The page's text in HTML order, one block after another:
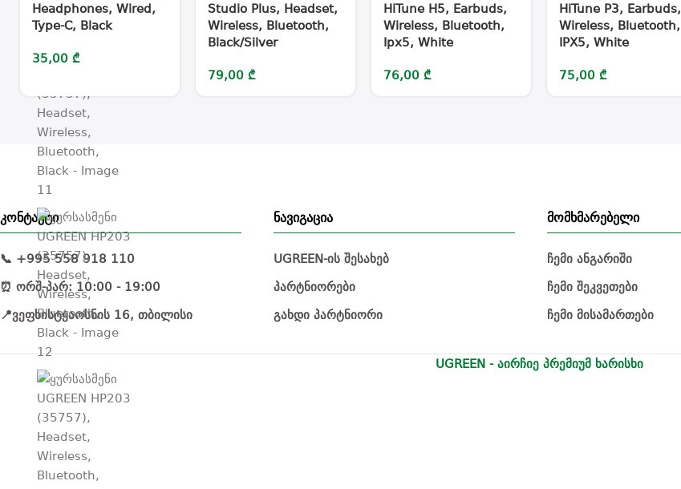
Headphones, Wired,
Type-C, Black
35,00 ₾
Studio Plus, Headset,
Wireless, Bluetooth,
Black/Silver
79,00 ₾
HiTune H5, Earbuds,
Wireless, Bluetooth,
Ipx5, White
76,00 ₾
HiTune P3, Earbuds,
Wireless, Bluetooth,
IPX5, White
75,00 ₾
კონტაქტი
📞 +995 558 918 110
⏰ ორშ-პარ: 10:00 - 19:00
📍ვეფხისტყაოსნის 16, თბილისი
ნავიგაცია
UGREEN-ის შესახებ
პარტნიორები
გახდი პარტნიორი
მომხმარებელი
ჩემი ანგარიში
ჩემი შეკვეთები
ჩემი მისამართები
UGREEN - აირჩიე პრემიუმ ხარისხი